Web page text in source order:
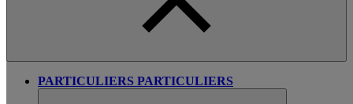
PARTICULIERS PARTICULIERS